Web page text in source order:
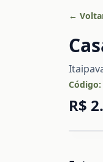
←
Código:
R$